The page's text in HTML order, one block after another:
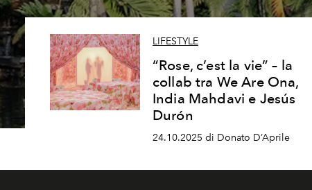
LIFESTYLE
“Rose, c’est la vie” – la
collab tra We Are Ona,
India Mahdavi e Jesús
Durón
24.10.2025 di Donato D’Aprile